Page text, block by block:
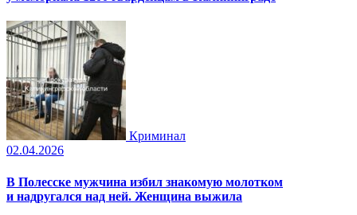
Криминал
02.04.2026
В Полесске мужчина избил знакомую молотком
и надругался над ней. Женщина выжила